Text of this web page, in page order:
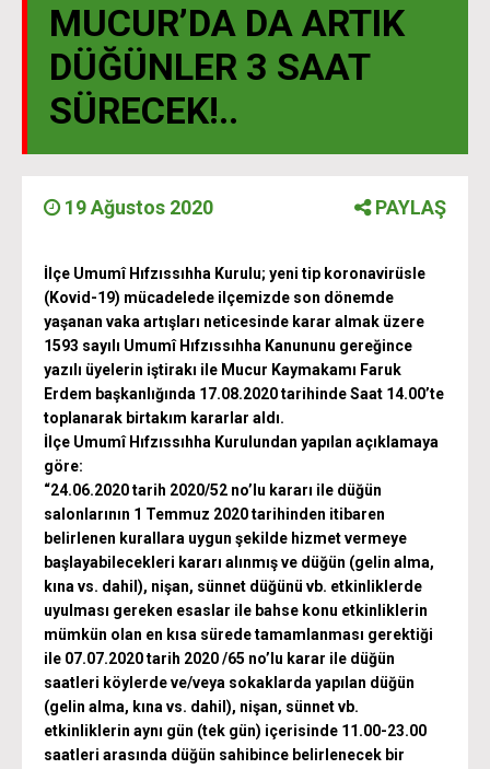
MUCUR’DA DA ARTIK
DÜĞÜNLER 3 SAAT
SÜRECEK!..
19 Ağustos 2020 PAYLAŞ
İlçe Umumî Hıfzıssıhha Kurulu; yeni tip koronavirüsle
(Kovid-19) mücadelede ilçemizde son dönemde
yaşanan vaka artışları neticesinde karar almak üzere
1593 sayılı Umumî Hıfzıssıhha Kanununu gereğince
yazılı üyelerin iştirakı ile Mucur Kaymakamı Faruk
Erdem başkanlığında 17.08.2020 tarihinde Saat 14.00’te
toplanarak birtakım kararlar aldı.
İlçe Umumî Hıfzıssıhha Kurulundan yapılan açıklamaya
göre:
“24.06.2020 tarih 2020/52 no’lu kararı ile düğün
salonlarının 1 Temmuz 2020 tarihinden itibaren
belirlenen kurallara uygun şekilde hizmet vermeye
başlayabilecekleri kararı alınmış ve düğün (gelin alma,
kına vs. dahil), nişan, sünnet düğünü vb. etkinliklerde
uyulması gereken esaslar ile bahse konu etkinliklerin
mümkün olan en kısa sürede tamamlanması gerektiği
ile 07.07.2020 tarih 2020 /65 no’lu karar ile düğün
saatleri köylerde ve/veya sokaklarda yapılan düğün
(gelin alma, kına vs. dahil), nişan, sünnet vb.
etkinliklerin aynı gün (tek gün) içerisinde 11.00-23.00
saatleri arasında düğün sahibince belirlenecek bir